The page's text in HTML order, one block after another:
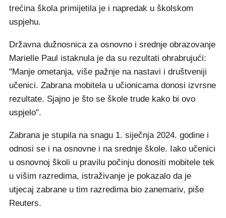
trećina škola primijetila je i napredak u školskom
uspjehu.
Državna dužnosnica za osnovno i srednje obrazovanje
Marielle Paul istaknula je da su rezultati ohrabrujući:
"Manje ometanja, više pažnje na nastavi i društveniji
učenici. Zabrana mobitela u učionicama donosi izvrsne
rezultate. Sjajno je što se škole trude kako bi ovo
uspjelo".
Zabrana je stupila na snagu 1. siječnja 2024. godine i
odnosi se i na osnovne i na srednje škole. Iako učenici
u osnovnoj školi u pravilu počinju donositi mobitele tek
u višim razredima, istraživanje je pokazalo da je
utjecaj zabrane u tim razredima bio zanemariv, piše
Reuters.